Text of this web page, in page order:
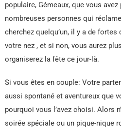
populaire, Gémeaux, que vous
nombreuses personnes qui
cherchez quelqu’un, il y a de
votre nez , et si non, vous aurez
organiserez la fête ce jour-là.
Si vous êtes en couple: Votre
aussi spontané et aventureux que
pourquoi vous l’avez choisi. Alors
soirée spéciale ou un pique-nique